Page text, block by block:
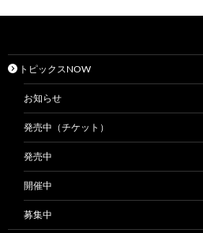
トピックスNOW
お知らせ
発売中（チケット）
発売中
開催中
募集中